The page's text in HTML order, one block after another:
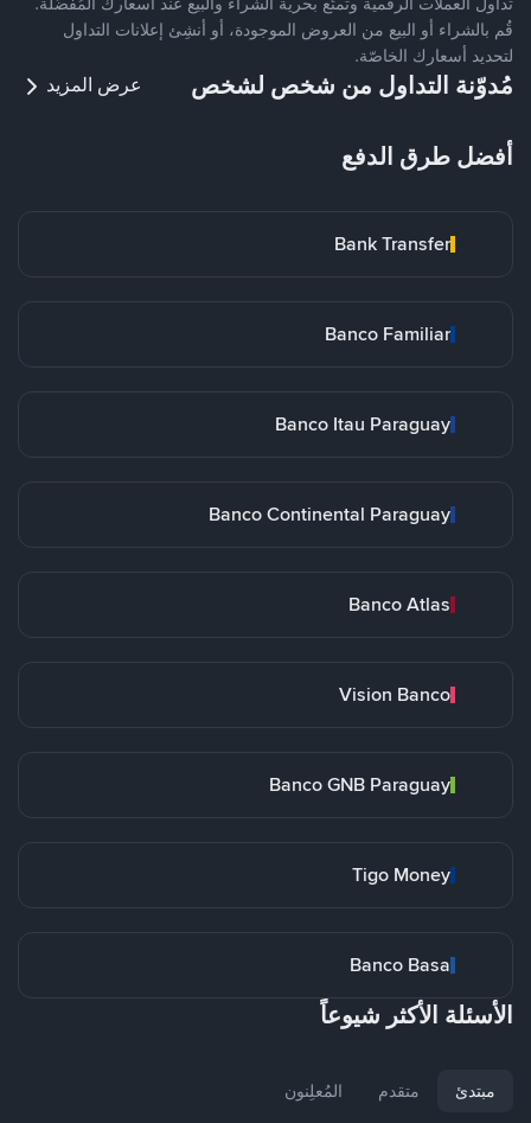
قُم بالشراء أو البيع من العروض الموجودة، أو أنشِئ إعلانات التداول
لتحديد أسعارك الخاصّة.
مُدوّنة التداول من شخص لشخص عرض المزيد
أفضل طرق الدفع
Bank Transfer
Banco Familiar
Banco Itau Paraguay
Banco Continental Paraguay
Banco Atlas
Vision Banco
Banco GNB Paraguay
Tigo Money
Banco Basa
الأسئلة الأكثر شيوعاً
مبتدئ متقدم المُعلِنون